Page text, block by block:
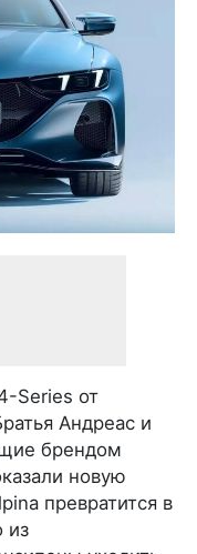
Series от
Андреас и
брендом
новую
превратится в
из